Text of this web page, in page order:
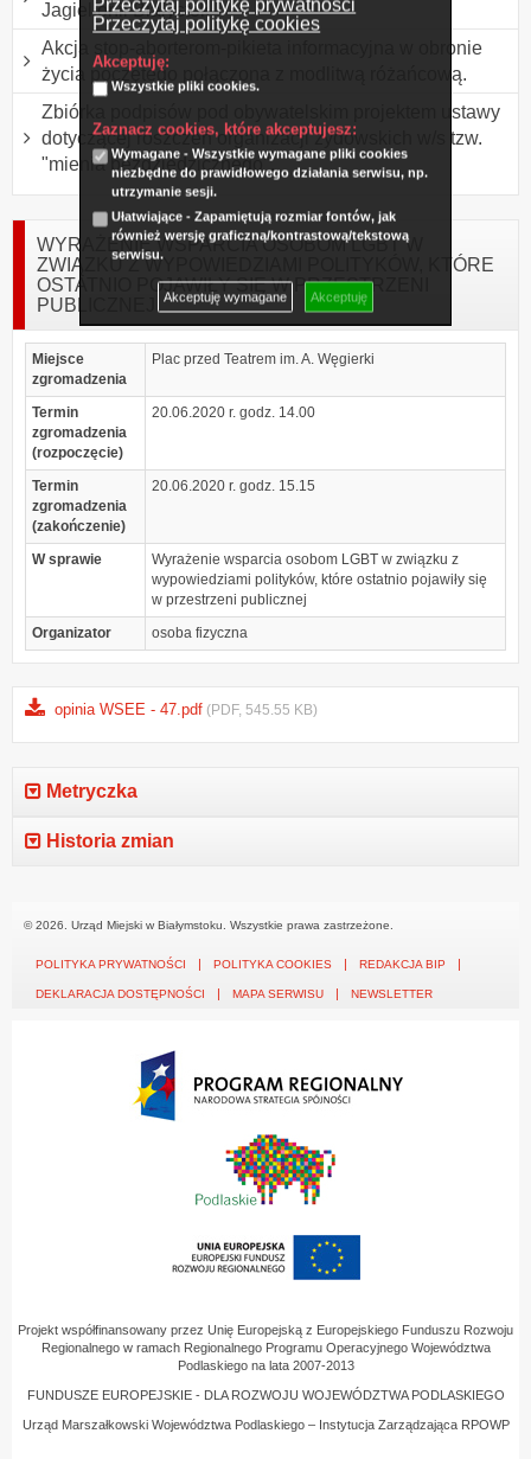
Przeczytaj politykę prywatności
Przeczytaj politykę cookies
Akceptuję:
Wszystkie pliki cookies.
Zaznacz cookies, które akceptujesz:
Wymagane - Wszystkie wymagane pliki cookies
niezbędne do prawidłowego działania serwisu, np.
utrzymanie sesji.
Ułatwiające - Zapamiętują rozmiar fontów, jak
również wersję graficzną/kontrastową/tekstową
serwisu.
Akceptuję wymagane Akceptuję
Jagiellonii Białystok
Akcja stop-aborterom-pikieta informacyjna w obronie
życia poczętego połączona z modlitwą różańcową.
Zbiórka podpisów pod obywatelskim projektem ustawy
dotyczącej roszczeń organizacji żydowskich w/s tzw.
"mienia bezdziedzicznego".
WYRAŻENIE WSPARCIA OSOBOM LGBT W
ZWIĄZKU Z WYPOWIEDZIAMI POLITYKÓW, KTÓRE
OSTATNIO POJAWIŁY SIĘ W PRZESTRZENI
PUBLICZNEJ
Miejsce
zgromadzenia
Plac przed Teatrem im. A. Węgierki
Termin
zgromadzenia
(rozpoczęcie)
20.06.2020 r. godz. 14.00
Termin
zgromadzenia
(zakończenie)
20.06.2020 r. godz. 15.15
W sprawie
Wyrażenie wsparcia osobom LGBT w związku z
wypowiedziami polityków, które ostatnio pojawiły się
w przestrzeni publicznej
Organizator
osoba fizyczna
opinia WSEE - 47.pdf (PDF, 545.55 KB)
Metryczka
Historia zmian
© 2026. Urząd Miejski w Białymstoku. Wszystkie prawa zastrzeżone.
POLITYKA PRYWATNOŚCI POLITYKA COOKIES REDAKCJA BIP
DEKLARACJA DOSTĘPNOŚCI MAPA SERWISU NEWSLETTER
Projekt współfinansowany przez Unię Europejską z Europejskiego Funduszu Rozwoju
Regionalnego w ramach Regionalnego Programu Operacyjnego Województwa
Podlaskiego na lata 2007-2013
FUNDUSZE EUROPEJSKIE - DLA ROZWOJU WOJEWÓDZTWA PODLASKIEGO
Urząd Marszałkowski Województwa Podlaskiego – Instytucja Zarządzająca RPOWP